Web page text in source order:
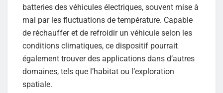
batteries des véhicules électriques, souvent mise à
mal par les fluctuations de température. Capable
de réchauffer et de refroidir un véhicule selon les
conditions climatiques, ce dispositif pourrait
également trouver des applications dans d’autres
domaines, tels que l’habitat ou l’exploration
spatiale.